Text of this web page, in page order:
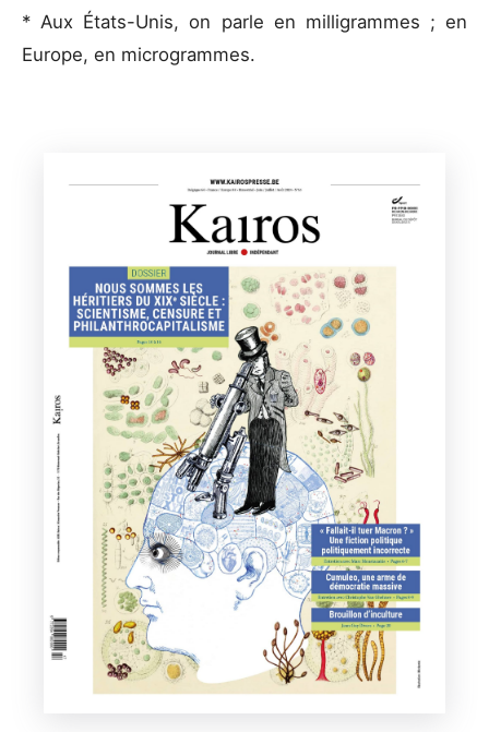
* Aux États-Unis, on parle en milligrammes ; en
Europe, en microgrammes.